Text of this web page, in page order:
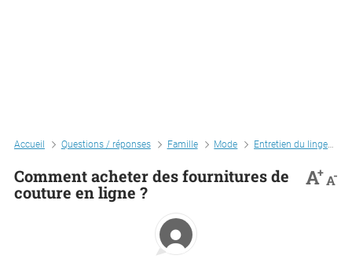
Accueil Questions / réponses Famille Mode Entretien du linge
Comment acheter des fournitures de
couture en ligne ?
A+A-